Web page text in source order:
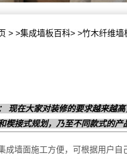
> >集成墙板百科> >竹木纤维墙
现在大家对装修的要求越来越
楔接式规划，乃至不同款式的产
成墙面施工方便，可根据用户自